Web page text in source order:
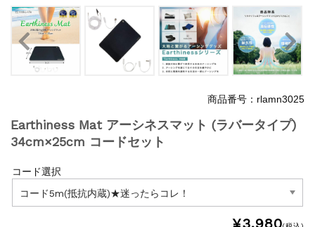
商品番号：rlamn3025
Earthiness Mat アーシネスマット (ラバータイプ)
34cm×25cm コードセット
コード選択
¥3,980